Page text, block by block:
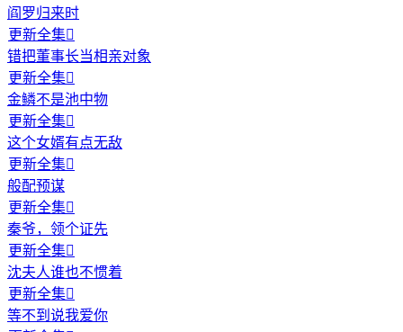
阎罗归来时
更新全集
错把董事长当相亲对象
更新全集
金鳞不是池中物
更新全集
这个女婿有点无敌
更新全集
般配预谋
更新全集
秦爷，领个证先
更新全集
沈夫人谁也不惯着
更新全集
等不到说我爱你